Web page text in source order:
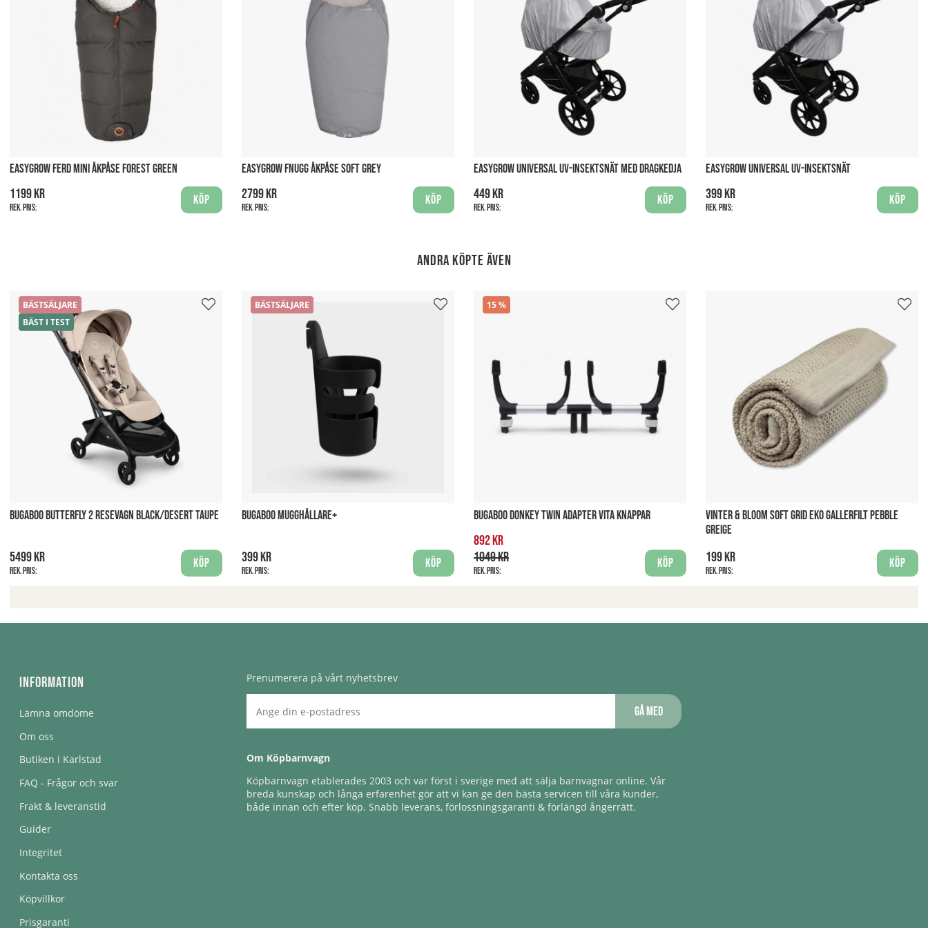
EASYGROW FERD MINI ÅKPÅSE FOREST GREEN
1199 kr
Rek. pris:
Köp
EASYGROW FNUGG ÅKPÅSE SOFT GREY
2799 kr
Rek. pris:
Köp
EASYGROW UNIVERSAL UV-INSEKTSNÄT MED DRAGKEDJA
449 kr
Rek. pris:
Köp
EASYGROW UNIVERSAL UV-INSEKTSNÄT
399 kr
Rek. pris:
Köp
Andra köpte även
BÄSTSÄLJARE
BÄST I TEST
BUGABOO BUTTERFLY 2 RESEVAGN BLACK/DESERT TAUPE
5499 kr
Rek. pris:
Köp
BÄSTSÄLJARE
BUGABOO MUGGHÅLLARE+
399 kr
Rek. pris:
Köp
15
BUGABOO DONKEY TWIN ADAPTER VITA KNAPPAR
892 kr
1049 kr
Rek. pris:
Köp
VINTER & BLOOM SOFT GRID EKO GALLERFILT PEBBLE
GREIGE
199 kr
Rek. pris:
Köp
Information
Lämna omdöme
Om oss
Butiken i Karlstad
FAQ - Frågor och svar
Frakt & leveranstid
Guider
Integritet
Kontakta oss
Köpvillkor
Prisgaranti
Prenumerera på vårt nyhetsbrev
Gå med
Om Köpbarnvagn
Köpbarnvagn etablerades 2003 och var först i sverige med att sälja barnvagnar online. Vår
breda kunskap och långa erfarenhet gör att vi kan ge den bästa servicen till våra kunder,
både innan och efter köp. Snabb leverans, förlossningsgaranti & förlängd ångerrätt.